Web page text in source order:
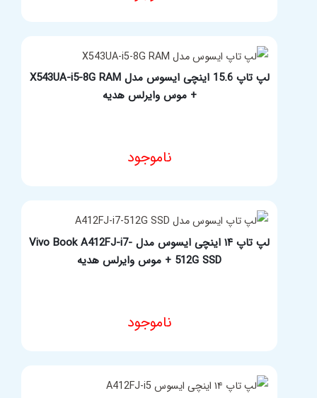
لپ تاپ 15.6 اینچی ایسوس مدل X543UA-i5-8G RAM
+ موس وایرلس هدیه
ناموجود
لپ تاپ ۱۴ اینچی ایسوس مدل Vivo Book A412FJ-i7-
512G SSD + موس وایرلس هدیه
ناموجود